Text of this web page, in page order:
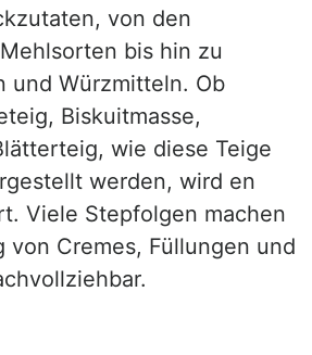
von den
bis hin zu
und Würzmitteln. Ob
Biskuitmasse,
wie diese Teige
werden, wird en
Viele Stepfolgen machen
von Cremes, Füllungen und